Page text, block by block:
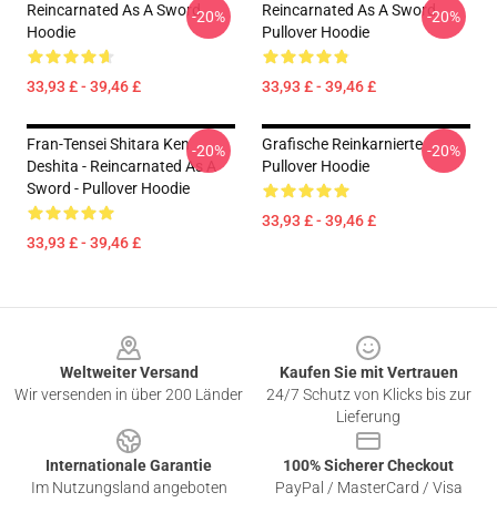
Reincarnated As A Sword
Hoodie
33,93 £ - 39,46 £
-20%
Reincarnated As A Sword
Pullover Hoodie
33,93 £ - 39,46 £
-20%
Fran-Tensei Shitara Ken
Deshita - Reincarnated As A
Sword - Pullover Hoodie
33,93 £ - 39,46 £
-20%
Grafische Reinkarnierte
Pullover Hoodie
33,93 £ - 39,46 £
-20%
Weltweiter Versand
Wir versenden in über 200 Länder
Kaufen Sie mit Vertrauen
24/7 Schutz von Klicks bis zur
Lieferung
Internationale Garantie
Im Nutzungsland angeboten
100% Sicherer Checkout
PayPal / MasterCard / Visa